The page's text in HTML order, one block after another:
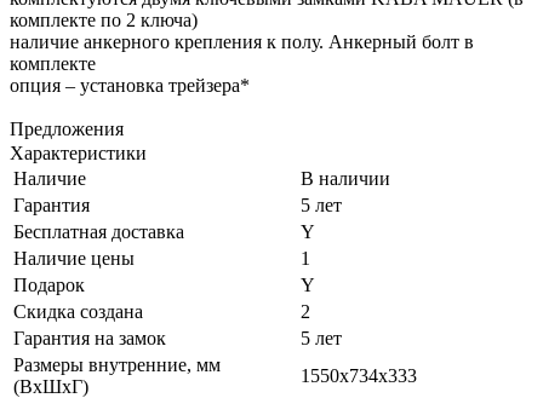
комплекте по 2 ключа)
наличие анкерного крепления к полу. Анкерный болт в
комплекте
опция – установка трейзера*
Предложения
Характеристики
Наличие
В наличии
Гарантия
5 лет
Бесплатная доставка
Y
Наличие цены
1
Подарок
Y
Скидка создана
2
Гарантия на замок
5 лет
Размеры внутренние, мм
(ВхШхГ)
1550x734x333